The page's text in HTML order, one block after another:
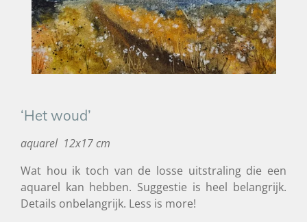
‘Het woud’
aquarel 12x17 cm
Wat hou ik toch van de losse uitstraling die een
aquarel kan hebben. Suggestie is heel belangrijk.
Details onbelangrijk. Less is more!